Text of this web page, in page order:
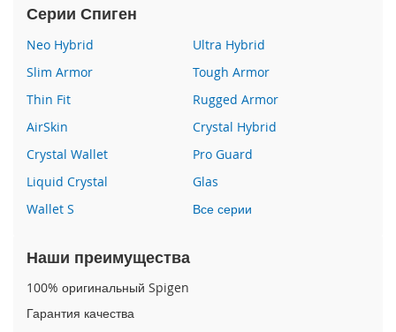
e
7
P
h
o
n
1
6
P
o
a
Серии Спиген
Neo Hybrid
Ultra Hybrid
Slim Armor
Tough Armor
Thin Fit
Rugged Armor
AirSkin
Crystal Hybrid
Crystal Wallet
Pro Guard
Liquid Crystal
Glas
Wallet S
Все серии
Наши преимущества
100% оригинальный Spigen
Гарантия качества